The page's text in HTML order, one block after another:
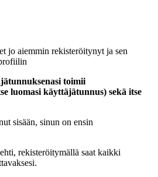
jo aiemmin rekisteröitynyt ja sen
toimii
luomasi käyttäjätunnus) sekä itse
sisään, sinun on ensin
rekisteröitymällä saat kaikki